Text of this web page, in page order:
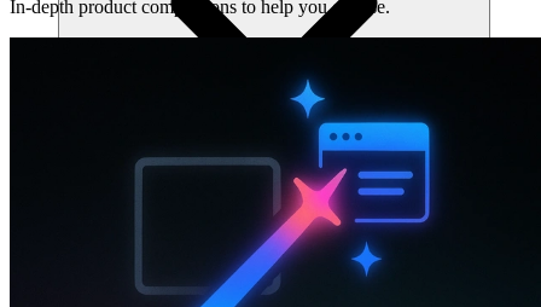
แหล่งข้อมูล
In-depth product comparisons to help you choose.